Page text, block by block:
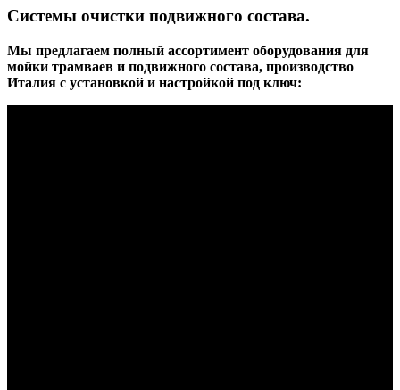
Системы очистки подвижного состава.
Мы предлагаем полный ассортимент оборудования для
мойки трамваев и подвижного состава, производство
Италия с установкой и настройкой под ключ: